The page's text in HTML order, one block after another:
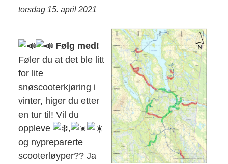
torsdag 15. april 2021
Følg med!
Føler du at det ble litt
for lite
snøscooterkjøring i
vinter, higer du etter
en tur til! Vil du
oppleve
,
og nypreparerte
scooterløyper?? Ja